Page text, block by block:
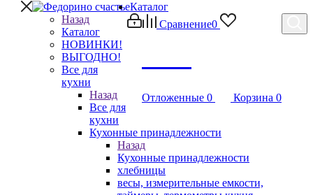
Сравнение0
Отложенные 0 Корзина 0
Каталог
Назад
Каталог
НОВИНКИ!
ВЫГОДНО!
Все для
кухни
Назад
Все для
кухни
Кухонные принадлежности
Назад
Кухонные принадлежности
хлебницы
весы, измерительные емкости,